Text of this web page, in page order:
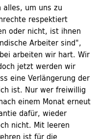
um uns zu
respektiert
oder nicht, ist ihnen
Arbeiter sind",
arbeiten wir hart. Wir
jetzt werden wir
eine Verlängerung der
ist. Nur wer freiwillig
einem Monat erneut
dafür, wieder
nicht. Mit leeren